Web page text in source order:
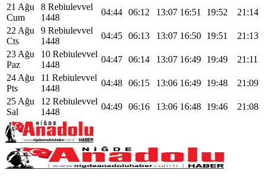
21 Ağu
Cum
8 Rebiulevvel
1448
04:44 06:12 13:07 16:51 19:52
21:14
22 Ağu
Cts
9 Rebiulevvel
1448
04:45 06:13 13:07 16:50 19:51
21:13
23 Ağu
Paz
10 Rebiulevvel
1448
04:47 06:14 13:07 16:49 19:49
21:11
24 Ağu
Pts
11 Rebiulevvel
1448
04:48 06:15 13:06 16:49 19:48
21:09
25 Ağu
Sal
12 Rebiulevvel
1448
04:49 06:16 13:06 16:48 19:46 21:08